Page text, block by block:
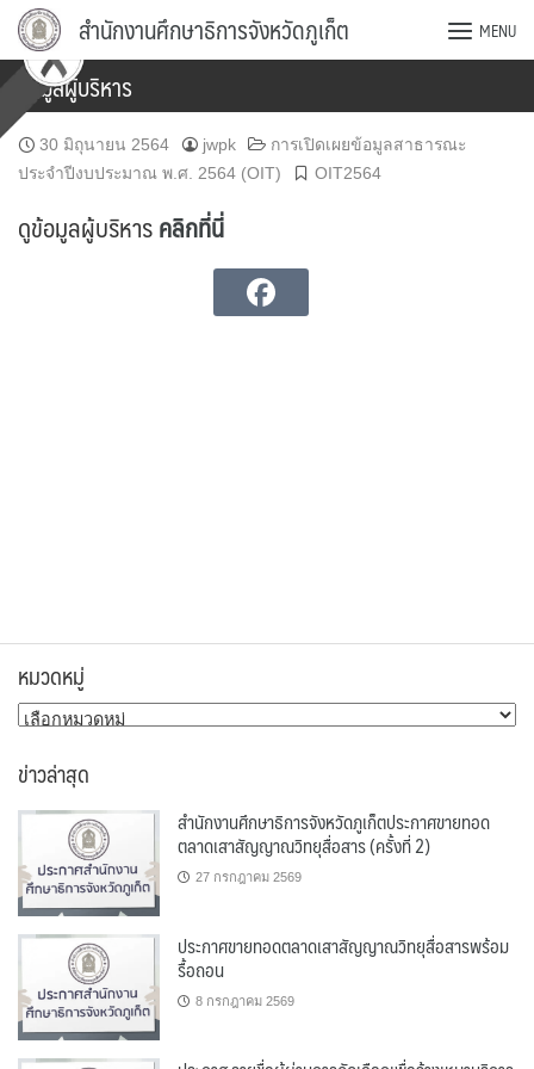
Skip
content
สำนักงานศึกษาธิการจังหวัดภูเก็ต MENU
ข้อมูลผู้บริหาร
30 มิถุนายน 2564 jwpk
การเปิดเผยข้อมูลสาธารณะ
ประจำปีงบประมาณ พ.ศ. 2564 (OIT)
OIT2564
ดูข้อมูลผู้บริหารคลิกที่นี่
หมวดหมู่
หมวด
ข่าวล่าสุด
สำนักงานศึกษาธิการจังหวัดภูเก็ตประกาศขายทอด
ตลาดเสาสัญญาณวิทยุสื่อสาร (ครั้งที่ 2)
27 กรกฎาคม 2569
ประกาศขายทอดตลาดเสาสัญญาณวิทยุสื่อสารพร้อม
รื้อถอน
8 กรกฎาคม 2569